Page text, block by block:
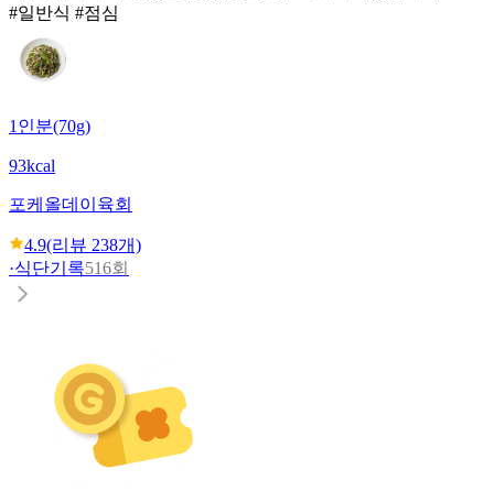
#일반식 #점심
1인분(70g)
93kcal
포케올데이 육회
4.9(리뷰 238개)
·식단기록516회